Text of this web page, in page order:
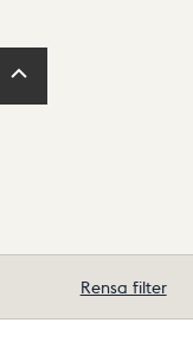
Rensa filter